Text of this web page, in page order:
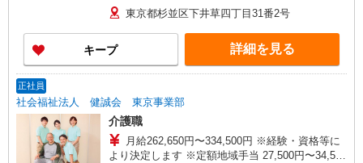
円/回 ・食事手当:500円/日（1日6時間以上勤務の
方対象） ・居住支援特別手当:120円/時給含む ※
給与幅は資格・経験等による
東京都杉並区下井草四丁目31番2号
キープ 詳細を見る
正社員
社会福祉法人 健誠会 東京事業部
介護職
月給262,650円〜334,500円 ※経験・資格等に
より決定します ※定額地域手当 27,500円〜34,500